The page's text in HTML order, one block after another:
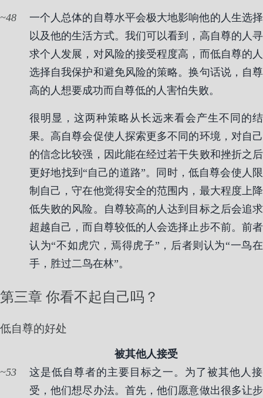
48
一个人总体的自尊水平会极大地影响他的人生选择
以及他的生活方式。我们可以看到，高自尊的人寻
求个人发展，对风险的接受程度高，而低自尊的人
选择自我保护和避免风险的策略。换句话说，自尊
高的人想要成功而自尊低的人害怕失败。
很明显，这两种策略从长远来看会产生不同的结
果。高自尊会促使人探索更多不同的环境，对自己
的信念比较强，因此能在经过若干失败和挫折之后
更好地找到“自己的道路”。同时，低自尊会使人限
制自己，守在他觉得安全的范围内，最大程度上降
低失败的风险。自尊较高的人达到目标之后会追求
超越自己，而自尊较低的人会选择止步不前。前者
认为“不如虎穴，焉得虎子”，后者则认为“一鸟在
手，胜过二鸟在林”。
第三章 你看不起自己吗？
低自尊的好处
被其他人接受
53
这是低自尊者的主要目标之一。为了被其他人接
受，他们想尽办法。首先，他们愿意做出很多让步